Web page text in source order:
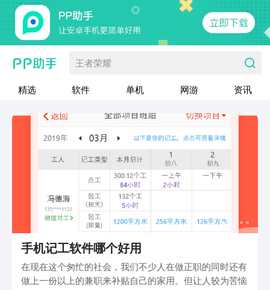
王者荣耀
精选 软件 单机 网游 资讯
手机记工软件哪个好用
在现在这个匆忙的社会，我们不少人在做正职的同时还有
做上一份以上的兼职来补贴自己的家用。但让人较为苦恼